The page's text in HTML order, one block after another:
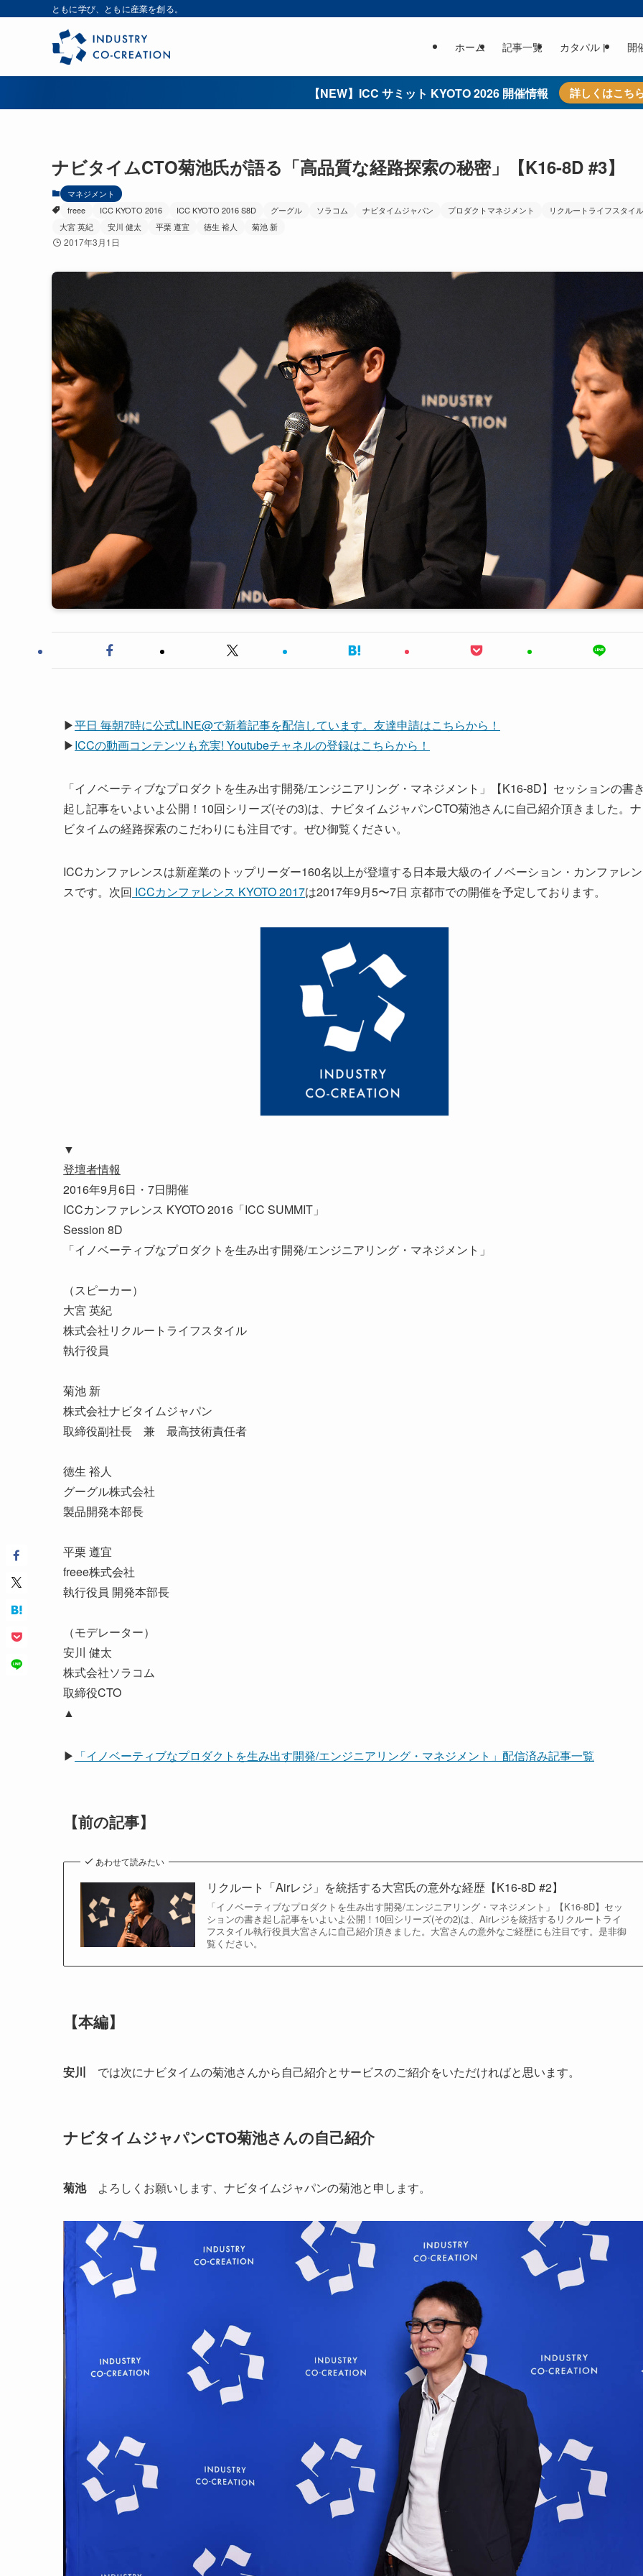
ともに学び、ともに産業を創る。
ホーム 記事一覧 カタパルト 開
【NEW】ICC サミット KYOTO 2026 開催情報 詳しくはこち
ナビタイムCTO菊池氏が語る「高品質な経路探索の秘密」【K16-8D #3】
マネジメント
freee
ICC KYOTO 2016 ICC KYOTO 2016 S8D グーグル ソラコム ナビタイムジャパン プロダクトマネジメント
リクルートライフスタイル
大宮 英紀
安川 健太 平栗 遵宜 徳生 裕人 菊池 新
2017年3月1日
▶平日 毎朝7時に公式LINE@で新着記事を配信しています。友達申請はこちらから！
▶ICCの動画コンテンツも充実! Youtubeチャネルの登録はこちらから！
「イノベーティブなプロダクトを生み出す開発/エンジニアリング・マネジメント」【K16-8D】セッションの書
起し記事をいよいよ公開！10回シリーズ(その3)は、ナビタイムジャパンCTO菊池さんに自己紹介頂きました。ナ
ビタイムの経路探索のこだわりにも注目です。ぜひ御覧ください。
ICCカンファレンスは新産業のトップリーダー160名以上が登壇する日本最大級のイノベーション・カンファレン
スです。次回 ICCカンファレンス KYOTO 2017は2017年9月5〜7日 京都市での開催を予定しております。
▼
登壇者情報
2016年9月6日・7日開催
ICCカンファレンス KYOTO 2016「ICC SUMMIT」
Session 8D
「イノベーティブなプロダクトを生み出す開発/エンジニアリング・マネジメント」
（スピーカー）
大宮 英紀
株式会社リクルートライフスタイル
執行役員
菊池 新
株式会社ナビタイムジャパン
取締役副社長 兼 最高技術責任者
徳生 裕人
グーグル株式会社
製品開発本部長
平栗 遵宜
freee株式会社
執行役員 開発本部長
（モデレーター）
安川 健太
株式会社ソラコム
取締役CTO
▲
▶ 「イノベーティブなプロダクトを生み出す開発/エンジニアリング・マネジメント」配信済み記事一覧
【前の記事】
あわせて読みたい
リクルート「Airレジ」を統括する大宮氏の意外な経歴【K16-8D #2】
「イノベーティブなプロダクトを生み出す開発/エンジニアリング・マネジメント」【K16-8D】セッ
ションの書き起し記事をいよいよ公開！10回シリーズ(その2)は、Airレジを統括するリクルートライ
フスタイル執行役員大宮さんに自己紹介頂きました。大宮さんの意外なご経歴にも注目です。是非御
覧ください。
【本編】
安川 では次にナビタイムの菊池さんから自己紹介とサービスのご紹介をいただければと思います。
ナビタイムジャパンCTO菊池さんの自己紹介
菊池よろしくお願いします、ナビタイムジャパンの菊池と申します。